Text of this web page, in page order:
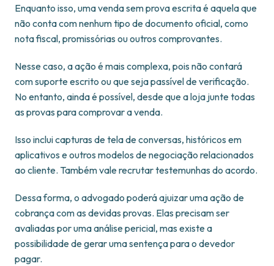
Enquanto isso, uma venda sem prova escrita é aquela que
não conta com nenhum tipo de documento oficial, como
nota fiscal, promissórias ou outros comprovantes.
Nesse caso, a ação é mais complexa, pois não contará
com suporte escrito ou que seja passível de verificação.
No entanto, ainda é possível, desde que a loja junte todas
as provas para comprovar a venda.
Isso inclui capturas de tela de conversas, históricos em
aplicativos e outros modelos de negociação relacionados
ao cliente. Também vale recrutar testemunhas do acordo.
Dessa forma, o advogado poderá ajuizar uma ação de
cobrança com as devidas provas. Elas precisam ser
avaliadas por uma análise pericial, mas existe a
possibilidade de gerar uma sentença para o devedor
pagar.